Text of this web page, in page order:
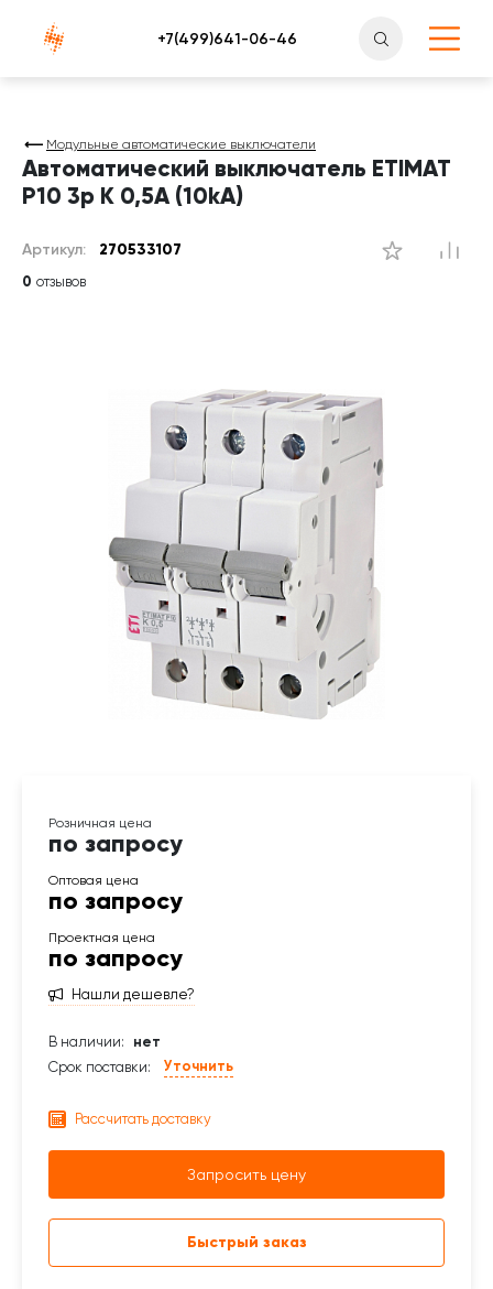
Атлантснаб
Модульные автоматические выключатели
Автоматический выключатель ETIMAT
P10 3p K 0,5A (10kA)
Артикул: 270533107
по запросу
по запросу
по запросу
Нашли дешевле?
В наличии:
нет
Срок поставки:
Уточнить
Рассчитать доставку
Запросить цену
Быстрый заказ